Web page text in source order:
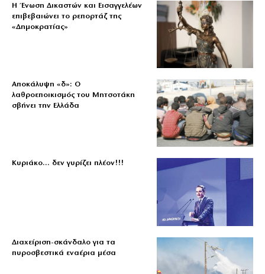
Η Ένωση Δικαστών και Εισαγγελέων
επιβεβαιώνει το ρεπορτάζ της
«Δημοκρατίας»
Αποκάλυψη «δ»: Ο
λαθροεποικισμός του Μητσοτάκη
σβήνει την Ελλάδα
Κυριάκο… δεν γυρίζει πλέον!!!
Διαχείριση-σκάνδαλο για τα
πυροσβεστικά εναέρια μέσα